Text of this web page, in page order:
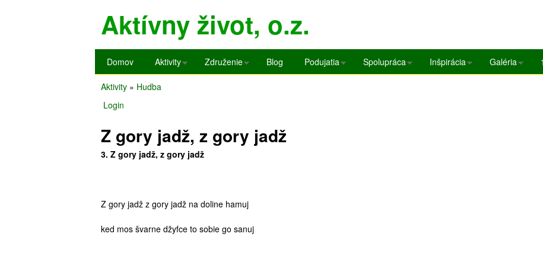
obsah
Aktívny život, o.z.
H
l
a
v
n
é
n
u
Domov Aktivity Združenie Blog Podujatia Spolupráca Inšpirácia Galéria
Nachádzate
tu
Aktivity» Hudba
Login
Z gory jadž, z gory jadž
3. Z gory jadž, z gory jadž
Z gory jadž z gory jadž na doline hamuj
ked mos švarne džyfce to sobie go sanuj